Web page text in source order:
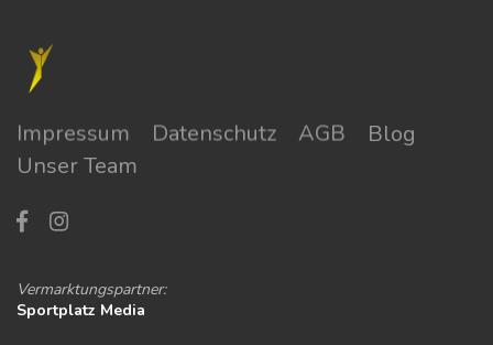
Impressum Datenschutz AGB
Blog
Unser Team
Vermarktungspartner:
Sportplatz Media